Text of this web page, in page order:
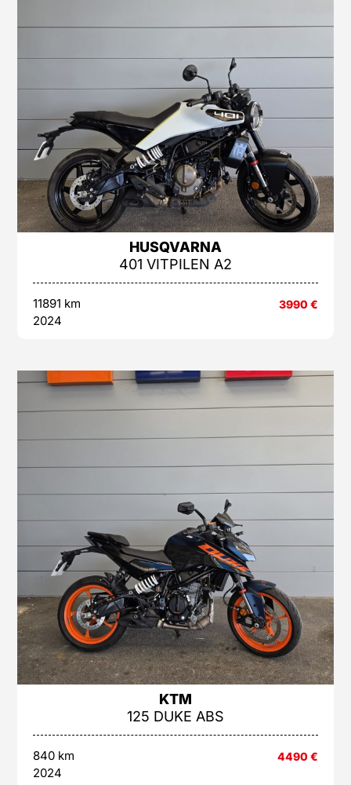
HUSQVARNA
401 VITPILEN A2
11891 km
2024
3990 €
KTM
125 DUKE ABS
840 km
2024
4490 €